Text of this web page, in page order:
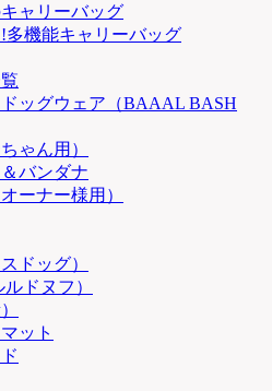
ャリーバッグ
多機能キャリーバッグ
ッグウェア（BAAAL BASH
ゃん用）
バンダナ
ーナー様用）
ドッグ）
ドヌフ）
ット